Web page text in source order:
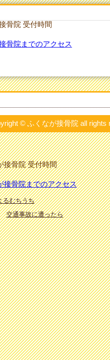
るむちうち
交通事故に遭ったら
© ふくなが接骨院 all rights